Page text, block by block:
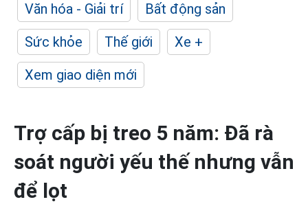
Văn hóa - Giải trí
Bất động sản
Sức khỏe
Thế giới
Xe +
Xem giao diện mới
Trợ cấp bị treo 5 năm: Đã rà
soát người yếu thế nhưng vẫn
để lọt